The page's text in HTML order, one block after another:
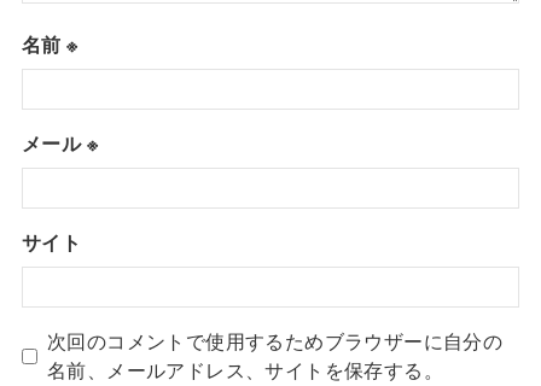
名前※
メール※
サイト
次回のコメントで使用するためブラウザーに自分の
名前、メールアドレス、サイトを保存する。